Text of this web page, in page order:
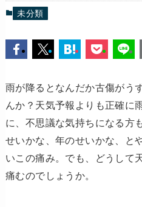
未分類
雨が降るとなんだか古傷がう
んか？天気予報よりも正確に
に、不思議な気持ちになる方
せいかな、年のせいかな、と
いこの痛み。でも、どうして
痛むのでしょうか。